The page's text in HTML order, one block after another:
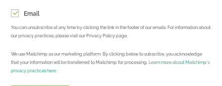
Email
You can unsubscribe at any time by clicking the link in the footer of our emails. For information about
our privacy practices, please visit our Privacy Policy page.
We use Mailchimp as our marketing platform. By clicking below to subscribe, you acknowledge
that your information will be transferred to Mailchimp for processing.
Learn more about Mailchimp's
privacy practices here.